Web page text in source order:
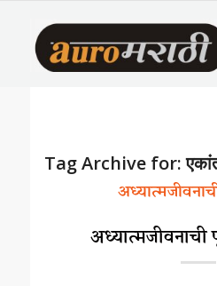
Tag Archive for:
अध्यात्मजीवनाची